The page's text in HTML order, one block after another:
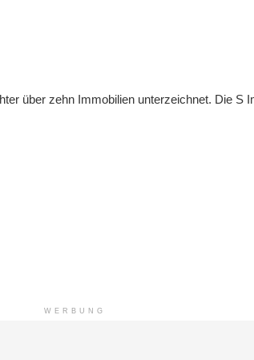
über zehn Immobilien unterzeichnet. Die S
WERBUNG